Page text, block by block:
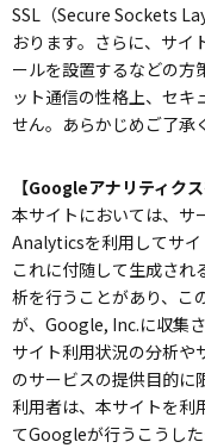
SSL（Secure Sockets
おります。さらに、サイ
ールを設置するなどの方
ット通信の性格上、セキ
せん。あらかじめご了承
【Googleアナリティク
本サイトにおいては、
Analyticsを利用してサイ
これに付随して生成さ
析を行うことがあり、こ
が、Google, Inc.に収集
サイト利用状況の分析や
のサービスの提供目的に
利用者は、本サイトを利
てGoogleが行うこうし